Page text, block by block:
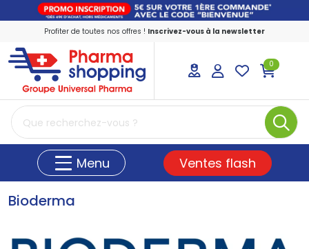
Profiter de toutes nos offres ! Inscrivez-vous à la newsletter
PharmaShopping Votre pharmacie en
0
Menu Ventes flash
Bioderma